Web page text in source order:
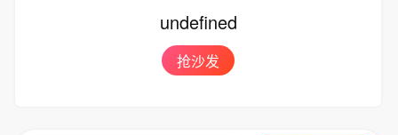
undefined
抢沙发